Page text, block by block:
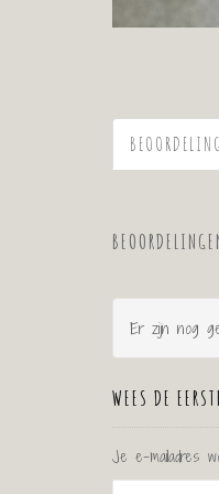
Er zijn nog
WEES DE
Je e-mailadres